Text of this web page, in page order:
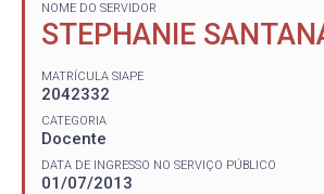
NOME DO SERVIDOR
STEPHANIE
MATRÍCULA SIAPE
2042332
CATEGORIA
Docente
DATA DE INGRESSO NO SERVIÇO PÚBLICO
01/07/2013